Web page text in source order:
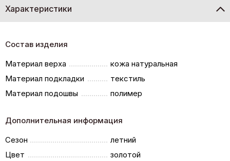
Характеристики
Состав изделия
Материал верха
кожа натуральная
Материал подкладки
текстиль
Материал подошвы
полимер
Дополнительная информация
Сезон
летний
Цвет
золотой